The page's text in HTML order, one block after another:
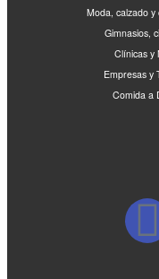
Moda, calzado y
Gimnasios,
Clínicas y
Empresas y
Comida a